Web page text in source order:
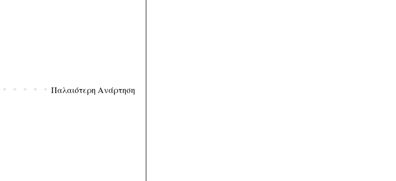
Παλαιότερη Ανάρτηση